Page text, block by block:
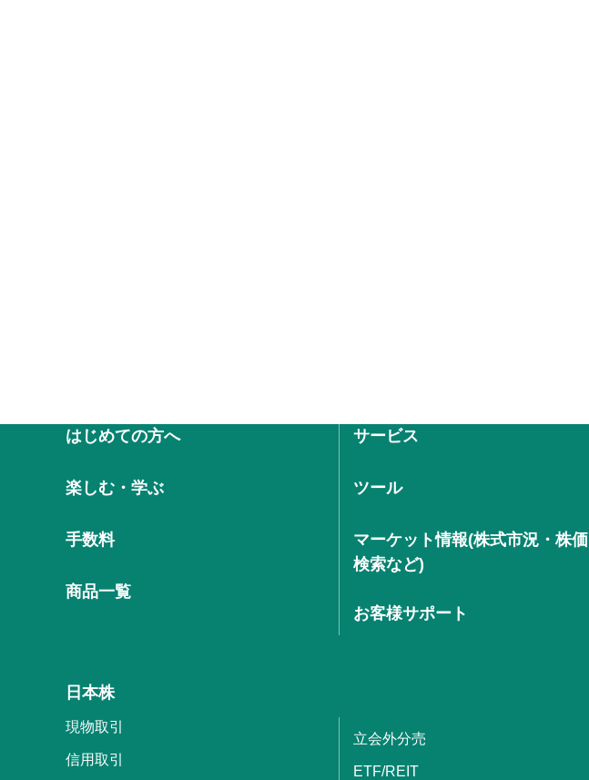
はじめての方へ
楽しむ・学ぶ
手数料
商品一覧
サービス
ツール
マーケット情報(株式市況・株価
検索など)
お客様サポート
日本株
現物取引
信用取引
立会外分売
ETF/REIT